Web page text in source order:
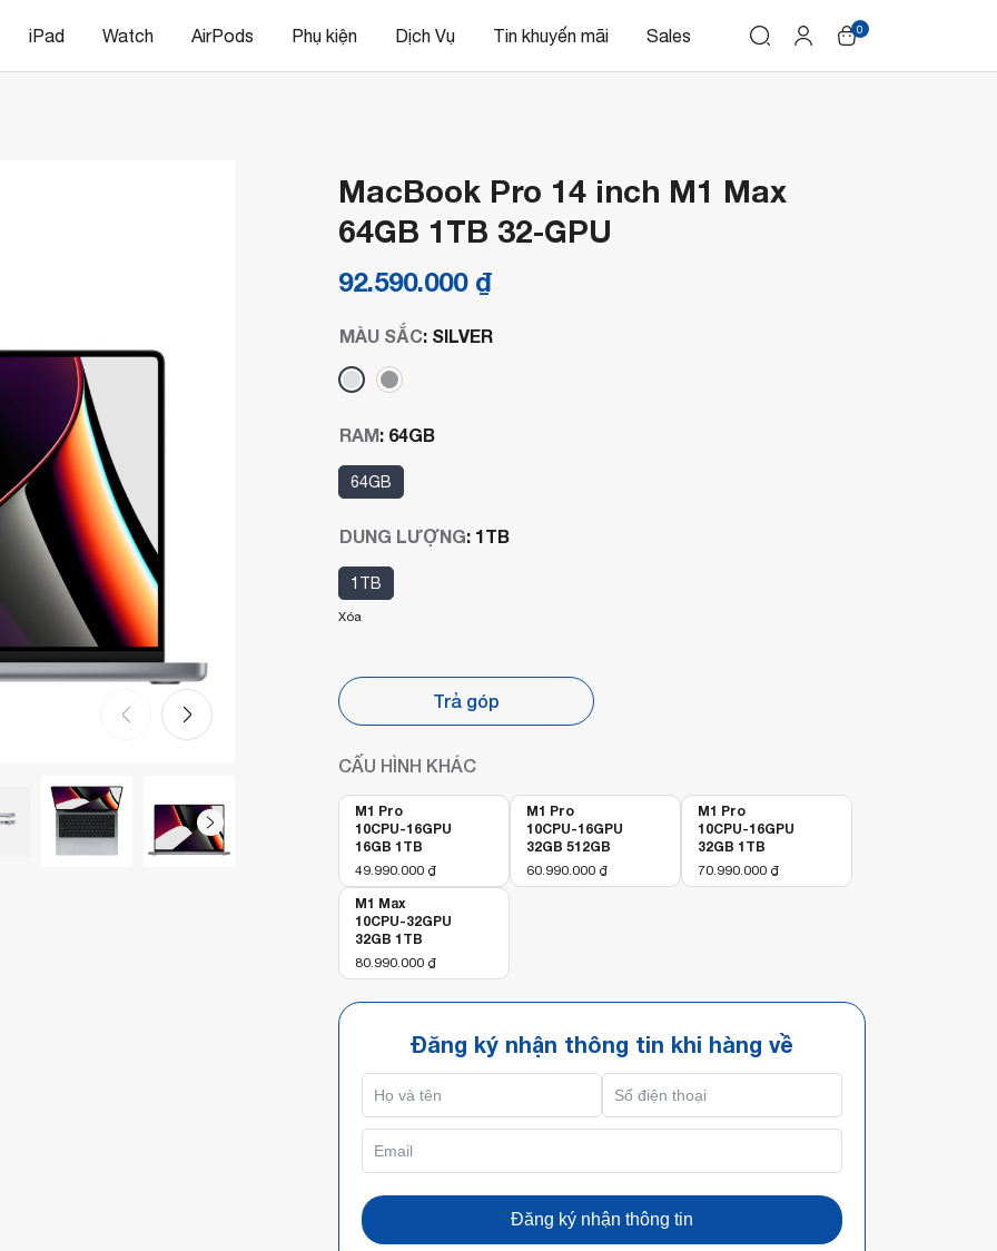
iPad Watch AirPods Phụ kiện Dịch Vụ Tin khuyến mãi Sales 0
MacBook Pro 14 inch M1 Max
64GB 1TB 32-GPU
92.590.000 ₫
MÀU SẮC: SILVER
RAM: 64GB
64GB
DUNG LƯỢNG: 1TB
1TB
Xóa
Trả góp
CẤU HÌNH KHÁC
M1 Pro
10CPU-16GPU
16GB 1TB
49.990.000 ₫
M1 Pro
10CPU-16GPU
32GB 512GB
60.990.000 ₫
M1 Pro
10CPU-16GPU
32GB 1TB
70.990.000 ₫
M1 Max
10CPU-32GPU
32GB 1TB
80.990.000 ₫
Đăng ký nhận thông tin khi hàng về
Đăng ký nhận thông tin